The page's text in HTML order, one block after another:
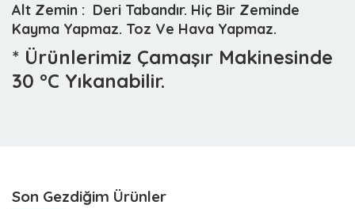
Alt Zemin : Deri Tabandır. Hiç Bir Zeminde
Kayma Yapmaz. Toz Ve Hava Yapmaz.
* Ürünlerimiz Çamaşır Makinesinde
30 °C Yıkanabilir.
Son Gezdiğim Ürünler